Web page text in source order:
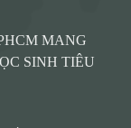
MANG
SINH TIÊU